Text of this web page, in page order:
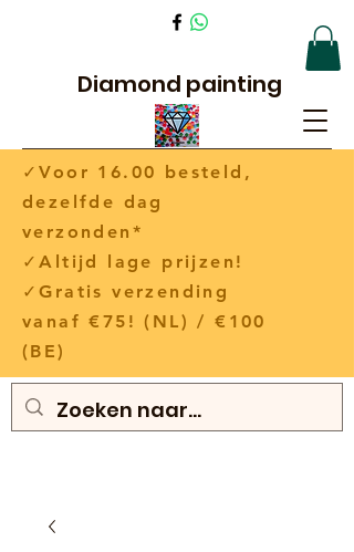
Diamond painting
✓Voor 16.00 besteld,
dezelfde dag
verzonden*
✓Altijd lage prijzen!
✓Gratis verzending
vanaf €75! (NL) / €100
(BE)